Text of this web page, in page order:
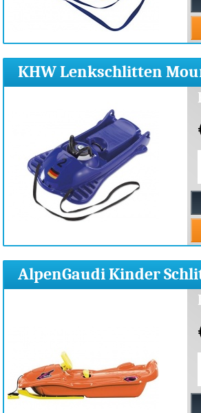
KHW Lenkschlitten
AlpenGaudi Kinder